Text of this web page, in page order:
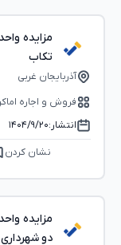
تکاب
آذربایجان غربی
فروش و اجاره
انتشار:۱۴۰۴/۹/۲۰
نشان کردن
مزایده
دو